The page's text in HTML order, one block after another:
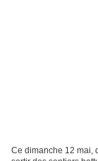
Ce dimanche 12 mai,